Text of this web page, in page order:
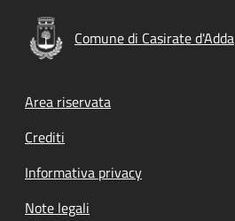
Comune di Casirate d'Adda
Footer menu
Area riservata
Crediti
Informativa privacy
Note legali